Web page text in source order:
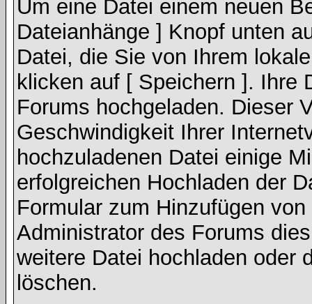
Um eine Datei einem neuen
Dateianhänge ] Knopf unten
Datei, die Sie von Ihrem
klicken auf [ Speichern ]. Ihre
Forums hochgeladen. Dieser
Geschwindigkeit Ihrer
hochzuladenen Datei einige
erfolgreichen Hochladen der
Formular zum Hinzufügen
Administrator des Forums
weitere Datei hochladen oder
löschen.